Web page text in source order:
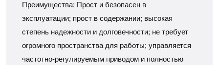
Преимущества: Прост и безопасен в
эксплуатации; прост в содержании; высокая
степень надежности и долговечности; не требует
огромного пространства для работы; управляется
частотно-регулируемым приводом и полностью